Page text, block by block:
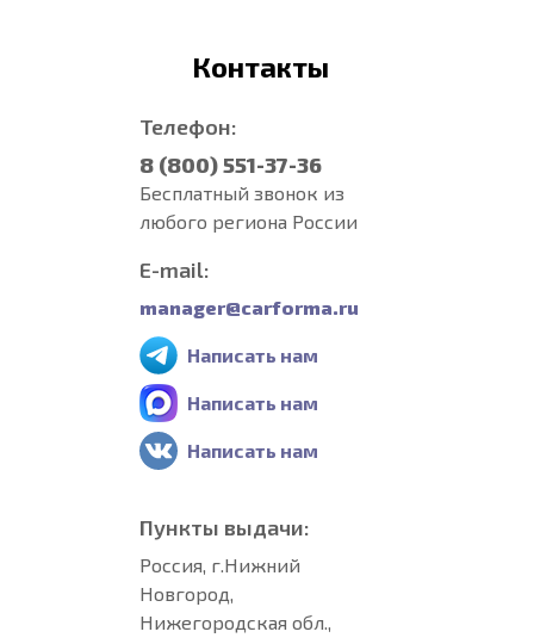
Контакты
Телефон:
8 (800) 551-37-36
Бесплатный звонок из
любого региона России
E-mail:
manager@carforma.ru
Написать нам
Написать нам
Написать нам
Пункты выдачи:
Россия, г.Нижний
Новгород,
Нижегородская обл.,